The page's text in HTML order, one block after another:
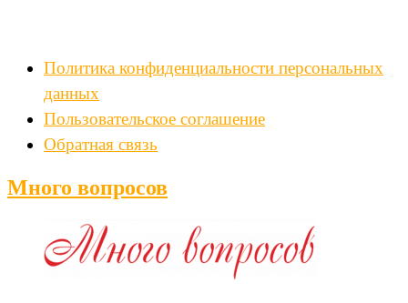
Политика конфиденциальности персональных
данных
Пользовательское соглашение
Обратная связь
Много вопросов